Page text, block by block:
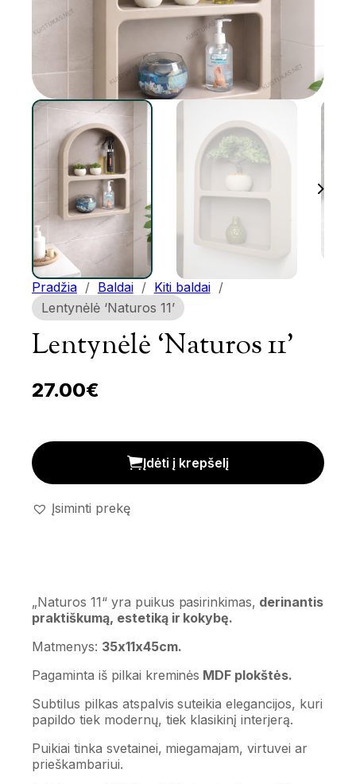
Pradžia / Baldai / Kiti baldai /
Lentynėlė ‘Naturos 11’
Lentynėlė ‘Naturos 11’
27.00€
Lentynėlė 'Naturos 11' kiekis
Įdėti į krepšelį
Įsiminti prekę
„Naturos 11“ yra puikus pasirinkimas, derinantis
praktiškumą, estetiką ir kokybę.
Matmenys: 35x11x45cm.
Pagaminta iš pilkai kreminės MDF plokštės.
Subtilus pilkas atspalvis suteikia elegancijos, kuri
papildo tiek modernų, tiek klasikinį interjerą.
Puikiai tinka svetainei, miegamajam, virtuvei ar
prieškambariui.